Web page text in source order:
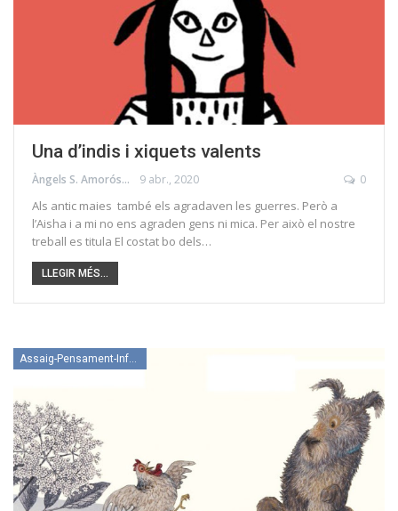
Una d’indis i xiquets valents
Àngels S. Amorós 9 abr., 2020 0
Als antic maies també els agradaven les guerres. Però a
l’Aisha i a mi no ens agraden gens ni mica. Per això el nostre
treball es titula El costat bo dels…
LLEGIR MÉS...